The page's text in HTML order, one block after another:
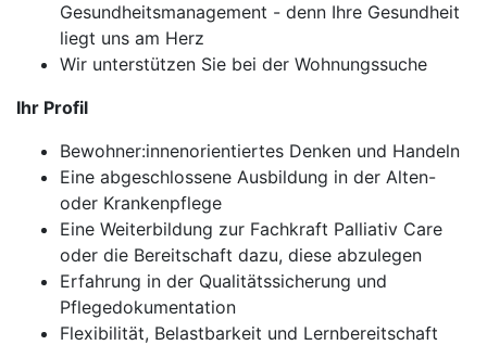
Gesundheitsmanagement - denn Ihre Gesundheit
liegt uns am Herz
Wir unterstützen Sie bei der Wohnungssuche
Ihr Profil
Bewohner:innenorientiertes Denken und Handeln
Eine abgeschlossene Ausbildung in der Alten-
oder Krankenpflege
Eine Weiterbildung zur Fachkraft Palliativ Care
oder die Bereitschaft dazu, diese abzulegen
Erfahrung in der Qualitätssicherung und
Pflegedokumentation
Flexibilität, Belastbarkeit und Lernbereitschaft